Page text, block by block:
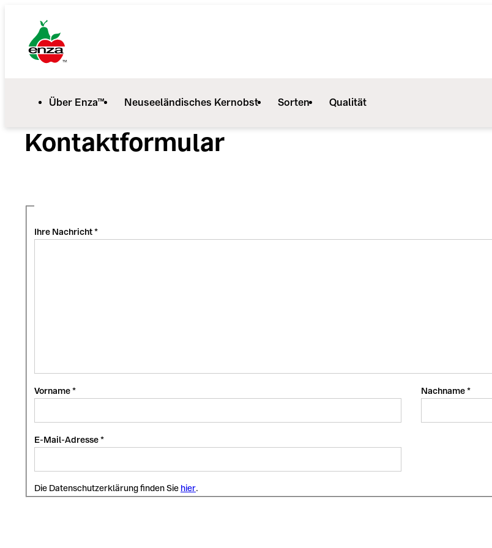
Über Enza™ Neuseeländisches Kernobst Sorten Qualität
Kontaktformular
Ihre Nachricht
Vorname Nachname
E-Mail-Adresse
Die Datenschutzerklärung finden Sie hier.